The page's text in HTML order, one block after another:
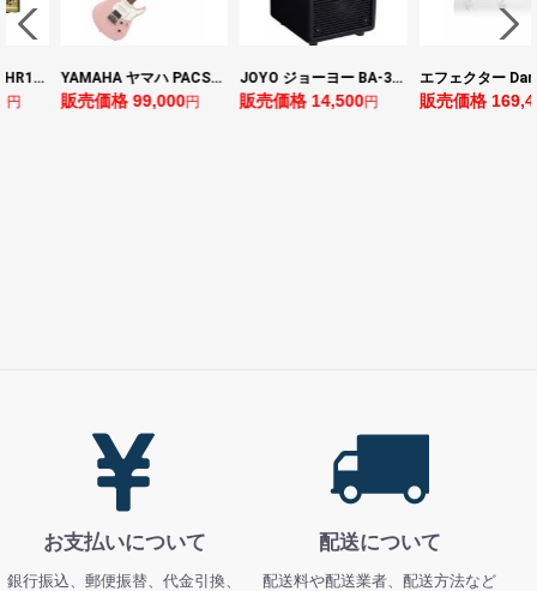
ヤマハ YAMAHA THR10II 小型ギターアンプ
円
YAMAHA ヤマハ PACS+12 ASP Pacifica Standard Plus パシフィカスタンダードプラス エレキギター
販売価格 99,000円
JOYO ジョーヨー BA-30 VIBE CUBE BLK 30W 小型ベースアンプ Bluetooth+OTGオーディオI/F搭載
販売価格 14,500円 販売価格
お支払いについて
銀行振込、郵便振替、代金引換、
配送について
配送料や配送業者、配送方法など